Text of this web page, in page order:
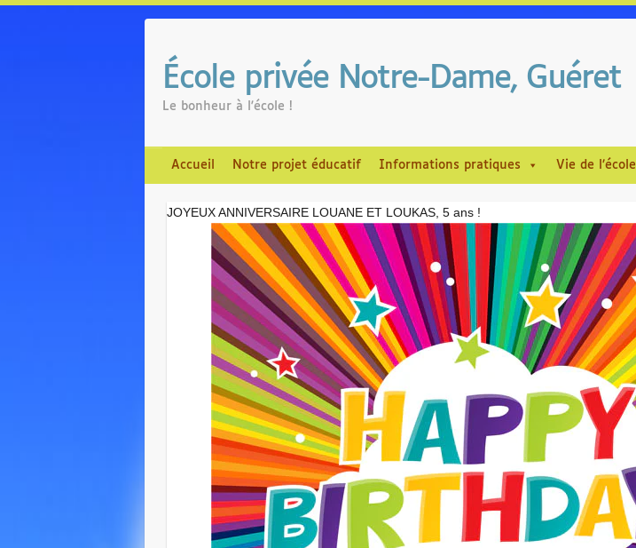
École privée Notre-Dame, Guéret
Le bonheur à l'école !
Accueil Notre projet éducatif Informations pratiques Vie de l’école
JOYEUX ANNIVERSAIRE LOUANE ET LOUKAS, 5 ans !